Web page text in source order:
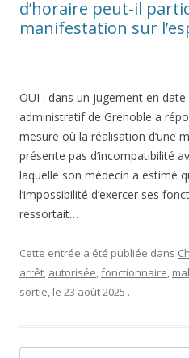
d’horaire peut-il
manifestation sur
OUI : dans un jugement en
administratif de Grenoble a
mesure où la réalisation d’une
présente pas d’incompatibilité
laquelle son médecin a estimé
l’impossibilité d’exercer ses
ressortait…
Cette entrée a été publiée dans
arrêt, autorisée,fonctionnaire,
sortie, le 23 août 2025 .